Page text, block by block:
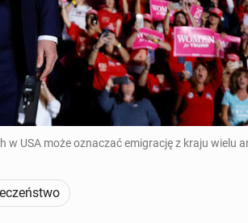
USA może oznaczać emigrację z kraju wielu